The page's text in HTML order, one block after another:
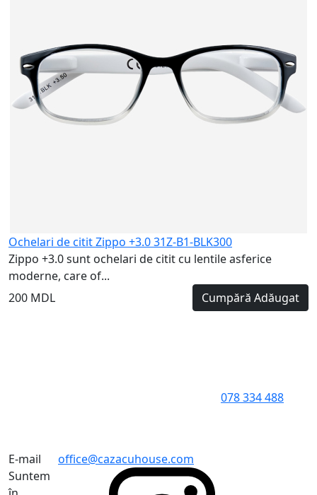
Ochelari de citit Zippo +3.0 31Z-B1-BLK300
Zippo +3.0 sunt ochelari de citit cu lentile asferice
moderne, care of...
200 MDL
Cumpără Adăugat
078 334 488
E-mail
office@cazacuhouse.com
Suntem